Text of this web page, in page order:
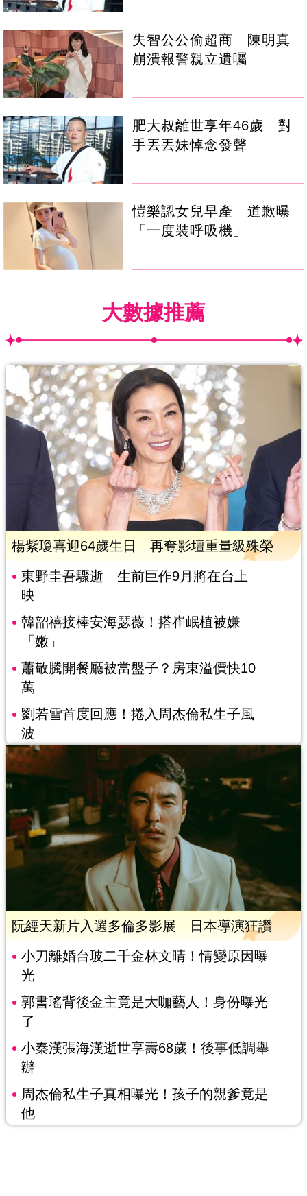
失智公公偷超商 陳明真
崩潰報警親立遺囑
肥大叔離世享年46歲 對
手丟丟妹悼念發聲
愷樂認女兒早產 道歉曝
「一度裝呼吸機」
大數據推薦
楊紫瓊喜迎64歲生日 再奪影壇重量級殊榮
東野圭吾驟逝 生前巨作9月將在台上
映
韓韶禧接棒安海瑟薇！搭崔岷植被嫌
「嫩」
蕭敬騰開餐廳被當盤子？房東溢價快10
萬
劉若雪首度回應！捲入周杰倫私生子風
波
阮經天新片入選多倫多影展 日本導演狂讚
小刀離婚台玻二千金林文晴！情變原因曝
光
郭書瑤背後金主竟是大咖藝人！身份曝光
了
小秦漢張海漢逝世享壽68歲！後事低調舉
辦
周杰倫私生子真相曝光！孩子的親爹竟是
他